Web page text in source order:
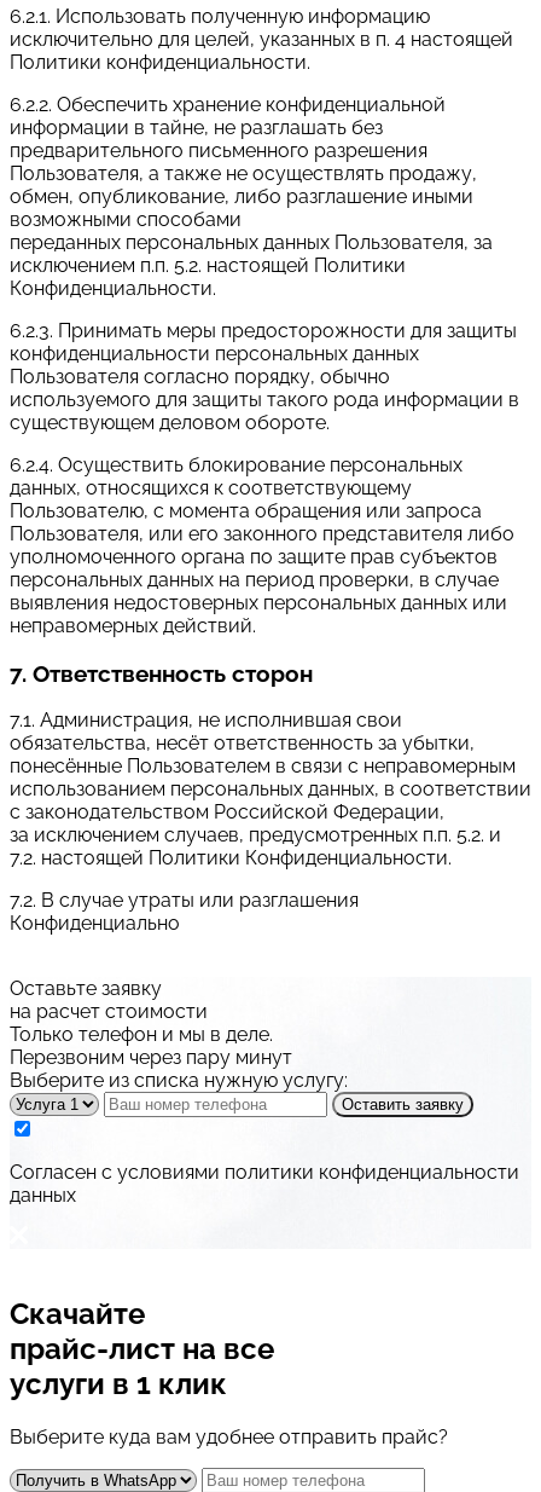
6.2.1. Использовать полученную информацию
исключительно для целей, указанных в п. 4 настоящей
Политики конфиденциальности.
6.2.2. Обеспечить хранение конфиденциальной
информации в тайне, не разглашать без
предварительного письменного разрешения
Пользователя, а также не осуществлять продажу,
обмен, опубликование, либо разглашение иными
возможными способами
переданных персональных данных Пользователя, за
исключением п.п. 5.2. настоящей Политики
Конфиденциальности.
6.2.3. Принимать меры предосторожности для защиты
конфиденциальности персональных данных
Пользователя согласно порядку, обычно
используемого для защиты такого рода информации в
существующем деловом обороте.
6.2.4. Осуществить блокирование персональных
данных, относящихся к соответствующему
Пользователю, с момента обращения или запроса
Пользователя, или его законного представителя либо
уполномоченного органа по защите прав субъектов
персональных данных на период проверки, в случае
выявления недостоверных персональных данных или
неправомерных действий.
7. Ответственность сторон
7.1. Администрация, не исполнившая свои
обязательства, несёт ответственность за убытки,
понесённые Пользователем в связи с неправомерным
использованием персональных данных, в соответствии
с законодательством Российской Федерации,
за исключением случаев, предусмотренных п.п. 5.2. и
7.2. настоящей Политики Конфиденциальности.
7.2. В случае утраты или разглашения
Конфиденциально
Оставьте заявку
на расчет стоимости
Только телефон и мы в деле.
Перезвоним через пару минут
Выберите из списка нужную услугу:
Оставить заявку
Cогласен с условиями политики конфиденциальности
данных
Скачайте
прайс-лист на все
услуги в 1 клик
Выберите куда вам удобнее отправить прайс?